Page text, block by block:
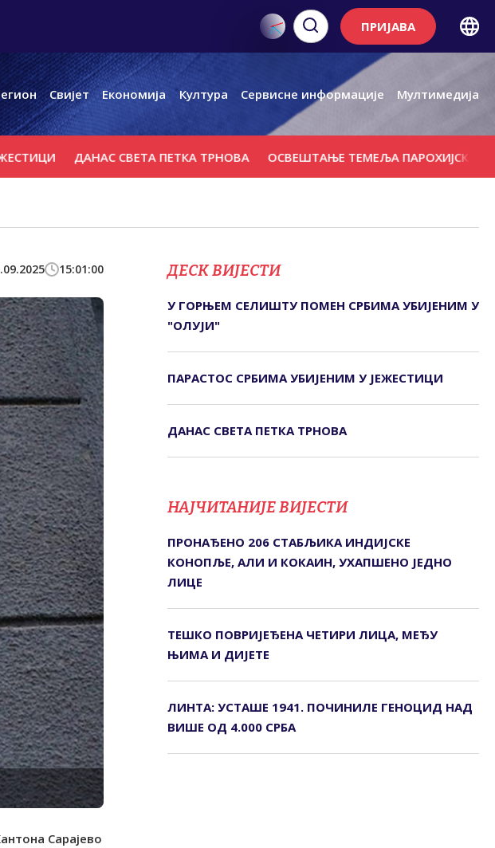
ПРИЈАВА
Свијет Економија Култура Сервисне информације Мултимедија
ДАНАС СВЕТА ПЕТКА ТРНОВА ОСВЕШТАЊЕ ТЕМЕЉА ПАРОХИЈСКОГ ДОМА,
15:01:00
Сарајево
ДЕСК ВИЈЕСТИ
У ГОРЊЕМ СЕЛИШTУ ПОМЕН СРБИМА УБИЈЕНИМ У
"ОЛУЈИ"
ПАРАСТОС СРБИМА УБИЈЕНИМ У ЈЕЖЕСТИЦИ
ДАНАС СВЕТА ПЕТКА ТРНОВА
НАЈЧИТАНИЈЕ ВИЈЕСТИ
ПРОНАЂЕНО 206 СТАБЉИКА ИНДИЈСКЕ
КОНОПЉЕ, АЛИ И КОКАИН, УХАПШЕНО ЈЕДНО
ЛИЦЕ
ТЕШКО ПОВРИЈЕЂЕНА ЧЕТИРИ ЛИЦА, МЕЂУ
ЊИМА И ДИЈЕТЕ
ЛИНТА: УСТАШЕ 1941. ПОЧИНИЛЕ ГЕНОЦИД НАД
ВИШЕ ОД 4.000 СРБА